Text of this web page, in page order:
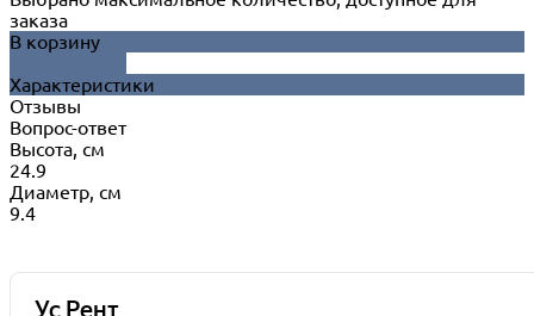
заказа
В корзину
Характеристики
Отзывы
Вопрос-ответ
Высота, см
24.9
Диаметр, см
9.4